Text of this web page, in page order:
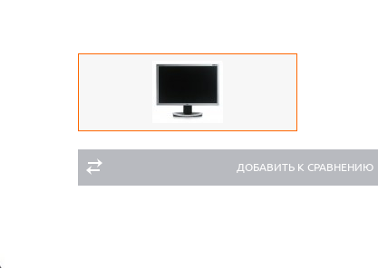
ДОБАВИТЬ К СРАВНЕНИЮ